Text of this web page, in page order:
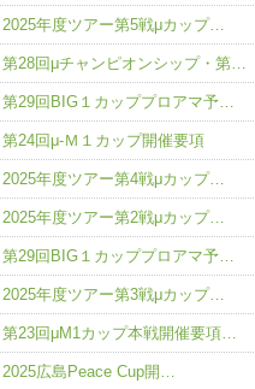
2025年度ツアー第5戦μカップ…
第28回μチャンピオンシップ・第…
第29回BIG１カッププロアマ予…
第24回μ-Ｍ１カップ開催要項
2025年度ツアー第4戦μカップ…
2025年度ツアー第2戦μカップ…
第29回BIG１カッププロアマ予…
2025年度ツアー第3戦μカップ…
第23回μM1カップ本戦開催要項…
2025広島Peace Cup開…